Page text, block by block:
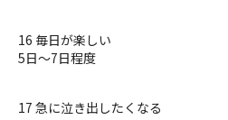
16 毎日が楽しい
5日〜7日程度
17 急に泣き出したくなる